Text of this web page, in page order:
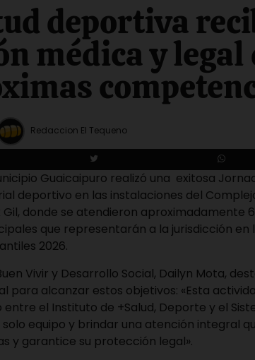
deportiva
médica y legal
Redaccion El Tequeno
Guaicaipuro realizó una exitosa
deportivo en las instalaciones del
donde se atendieron aproximadamente
que representarán a la jurisdicción en
2026.
Vivir y Desarrollo Social, Dailyn Mota,
para alcanzar estos objetivos: «Esta
el Instituto de +Salud, Deporte y el
equipo y brindar una atención integral
y garantice su protección legal».